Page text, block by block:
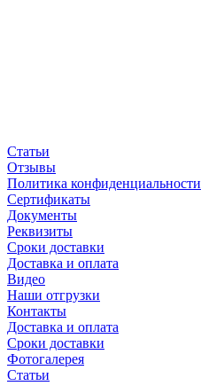
Статьи
Отзывы
Политика конфиденциальности
Сертификаты
Документы
Реквизиты
Сроки доставки
Доставка и оплата
Видео
Наши отгрузки
Контакты
Доставка и оплата
Сроки доставки
Фотогалерея
Статьи